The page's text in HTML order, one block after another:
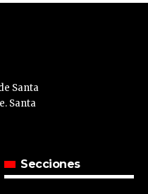
Santa
Santa
Secciones